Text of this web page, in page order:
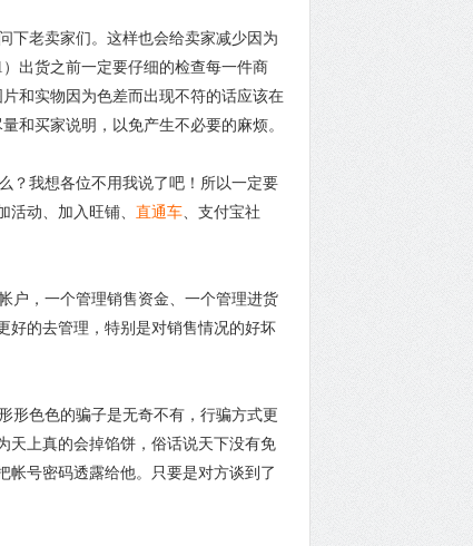
下老卖家们。这样也会给卖家减少因为
出货之前一定要仔细的检查每一件商
和实物因为色差而出现不符的话应该在
和买家说明，以免产生不必要的麻烦。
？我想各位不用我说了吧！所以一定要
动、加入旺铺、 直通车、支付宝社
户，一个管理销售资金、一个管理进货
好的去管理，特别是对销售情况的好坏
形色色的骗子是无奇不有，行骗方式更
天上真的会掉馅饼，俗话说天下没有免
帐号密码透露给他。只要是对方谈到了